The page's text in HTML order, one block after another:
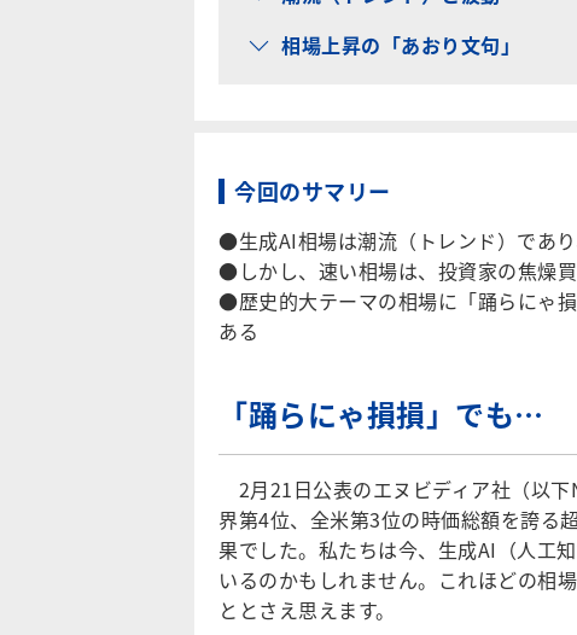
相場上昇の「あおり文句」
今回のサマリー
●生成AI相場は潮流（トレンド）であ
●しかし、速い相場は、投資家の焦燥
●歴史的大テーマの相場に「踊らにゃ
ある
「踊らにゃ損損」でも…
2月21日公表のエヌビディア社（以
界第4位、全米第3位の時価総額を誇る
果でした。私たちは今、生成AI（人工
いるのかもしれません。これほどの相
ととさえ思えます。